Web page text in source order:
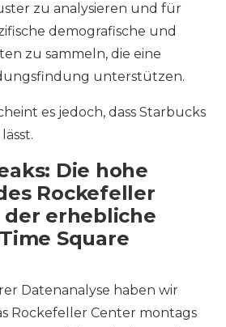
zu analysieren und für
demografische und
zu sammeln, die eine
unterstützen.
es jedoch, dass Starbucks
Die hohe
Rockefeller
der erhebliche
Square
Datenanalyse haben wir
Rockefeller Center montags